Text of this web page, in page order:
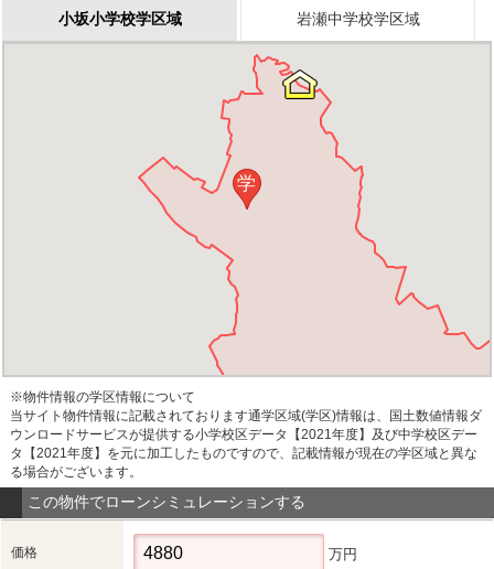
小坂小学校学区域 岩瀬中学校学区域
学
※物件情報の学区情報について
当サイト物件情報に記載されております通学区域(学区)情報は、国土数値情報ダ
ウンロードサービスが提供する小学校区データ【2021年度】及び中学校区デー
タ【2021年度】を元に加工したものですので、記載情報が現在の学区域と異な
る場合がございます。
この物件でローンシミュレーションする
価格 万円